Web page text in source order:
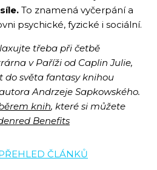
To znamená vyčerpání a
psychické, fyzické i sociální.
třeba při četbě
v Paříži od Caplin Julie,
do světa fantasy knihou
Andrzeje Sapkowského.
knih, které si můžete
Benefits
ČLÁNKŮ